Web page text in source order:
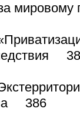
386